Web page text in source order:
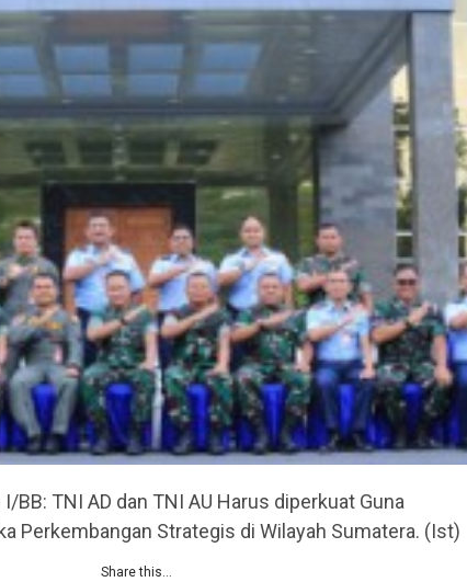
BB: TNI AD dan TNI AU Harus diperkuat Guna
Perkembangan Strategis di Wilayah Sumatera. (Ist)
Share this…